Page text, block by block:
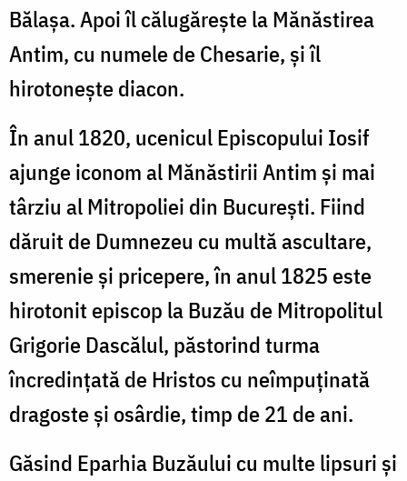
Bălaşa. Apoi îl călugăreşte la Mănăstirea
Antim, cu numele de Chesarie, şi îl
hirotoneşte diacon.
În anul 1820, ucenicul Episcopului Iosif
ajunge iconom al Mănăstirii Antim şi mai
târziu al Mitropoliei din Bucureşti. Fiind
dăruit de Dumnezeu cu multă ascultare,
smerenie şi pricepere, în anul 1825 este
hirotonit episcop la Buzău de Mitropolitul
Grigorie Dascălul, păstorind turma
încredinţată de Hristos cu neîmpuţinată
dragoste şi osârdie, timp de 21 de ani.
Găsind Eparhia Buzăului cu multe lipsuri şi